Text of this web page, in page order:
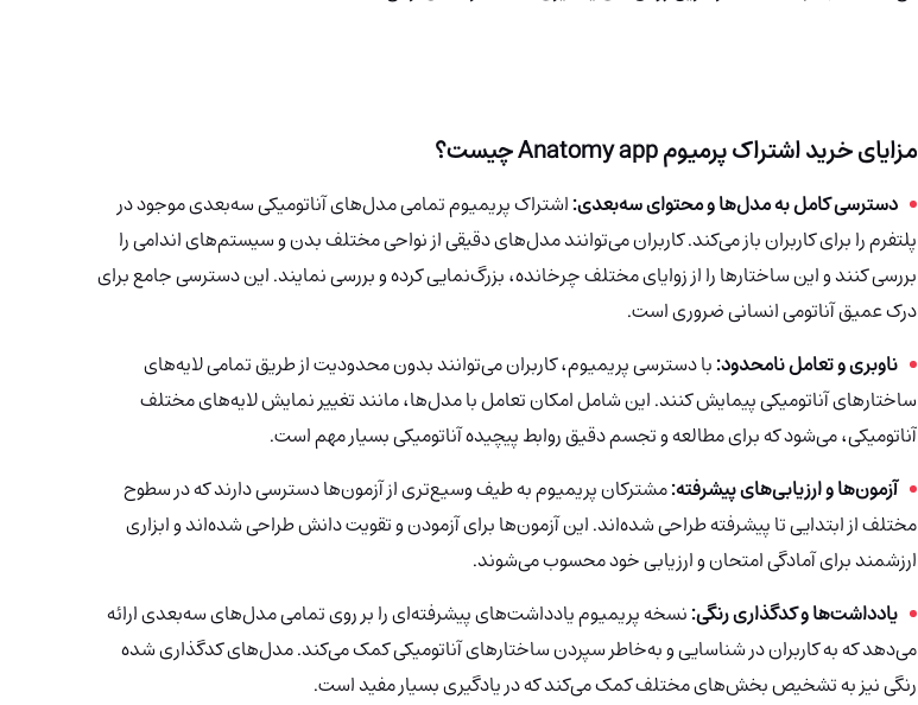
مزایای خرید اشتراک پرمیوم Anatomy app چیست؟
دسترسی کامل به مدل‌ها و محتوای سه‌بعدی:اشتراک پریمیوم تمامی مدل‌های آناتومیکی سه‌بعدی موجود در
پلتفرم را برای کاربران باز می‌کند. کاربران می‌توانند مدل‌های دقیقی از نواحی مختلف بدن و سیستم‌های اندامی را
بررسی کنند و این ساختارها را از زوایای مختلف چرخانده، بزرگ‌نمایی کرده و بررسی نمایند. این دسترسی جامع برای
درک عمیق آناتومی انسانی ضروری است.
ناوبری و تعامل نامحدود:با دسترسی پریمیوم، کاربران می‌توانند بدون محدودیت از طریق تمامی لایه‌های
ساختارهای آناتومیکی پیمایش کنند. این شامل امکان تعامل با مدل‌ها، مانند تغییر نمایش لایه‌های مختلف
آناتومیکی، می‌شود که برای مطالعه و تجسم دقیق روابط پیچیده آناتومیکی بسیار مهم است.
آزمون‌ها و ارزیابی‌های پیشرفته:مشترکان پریمیوم به طیف وسیع‌تری از آزمون‌ها دسترسی دارند که در سطوح
مختلف از ابتدایی تا پیشرفته طراحی شده‌اند. این آزمون‌ها برای آزمودن و تقویت دانش طراحی شده‌اند و ابزاری
ارزشمند برای آمادگی امتحان و ارزیابی خود محسوب می‌شوند.
یادداشت‌ها و کدگذاری رنگی:نسخه پریمیوم یادداشت‌های پیشرفته‌ای را بر روی تمامی مدل‌های سه‌بعدی ارائه
می‌دهد که به کاربران در شناسایی و به‌خاطر سپردن ساختارهای آناتومیکی کمک می‌کند. مدل‌های کدگذاری شده
رنگی نیز به تشخیص بخش‌های مختلف کمک می‌کند که در یادگیری بسیار مفید است.